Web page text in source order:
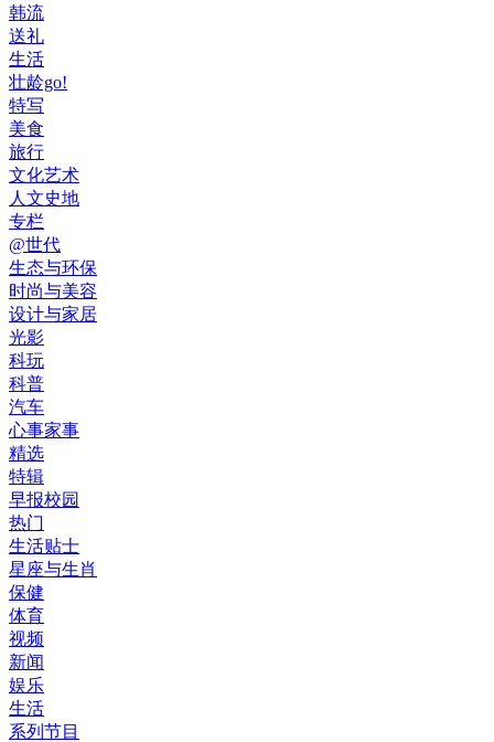
韩流
送礼
生活
壮龄go!
特写
美食
旅行
文化艺术
人文史地
专栏
@世代
生态与环保
时尚与美容
设计与家居
光影
科玩
科普
汽车
心事家事
精选
特辑
早报校园
热门
生活贴士
星座与生肖
保健
体育
视频
新闻
娱乐
生活
系列节目